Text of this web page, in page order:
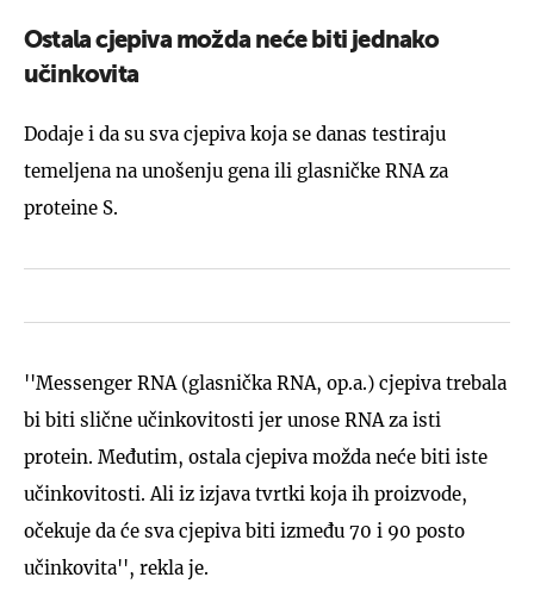
Ostala cjepiva možda neće biti jednako
učinkovita
Dodaje i da su sva cjepiva koja se danas testiraju
temeljena na unošenju gena ili glasničke RNA za
proteine S.
''Messenger RNA (glasnička RNA, op.a.) cjepiva trebala
bi biti slične učinkovitosti jer unose RNA za isti
protein. Međutim, ostala cjepiva možda neće biti iste
učinkovitosti. Ali iz izjava tvrtki koja ih proizvode,
očekuje da će sva cjepiva biti između 70 i 90 posto
učinkovita'', rekla je.